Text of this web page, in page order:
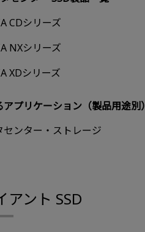
CDシリーズ
NXシリーズ
XDシリーズ
プリケーション（製品用途別）
センター・ストレージ
アント SSD